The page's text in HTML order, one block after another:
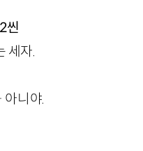
씬
세자.
니야.